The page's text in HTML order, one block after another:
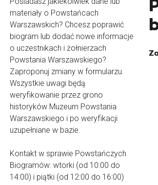
materiały o Powstańcach
Warszawskich? Chcesz poprawić
biogram lub dodać nowe informacje
o uczestnikach i żołnierzach
Powstania Warszawskiego?
Zaproponuj zmiany w formularzu.
Wszystkie uwagi będą
weryfikowanie przez grono
historyków Muzeum Powstania
Warszawskiego i po weryfikacji
uzupełniane w bazie.
Kontakt w sprawie Powstańczych
Biogramów: wtorki (od 10:00 do
14:00) i piątki (od 12:00 do 16:00)